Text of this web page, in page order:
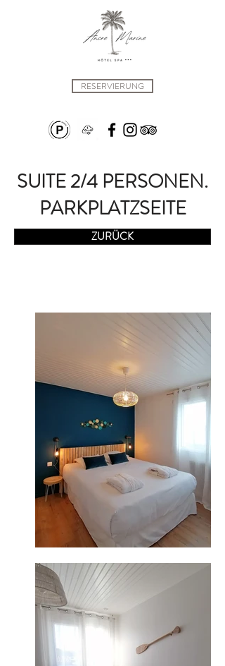
RESERVIERUNG
SUITE 2/4 PERSONEN.
PARKPLATZSEITE
ZURÜCK